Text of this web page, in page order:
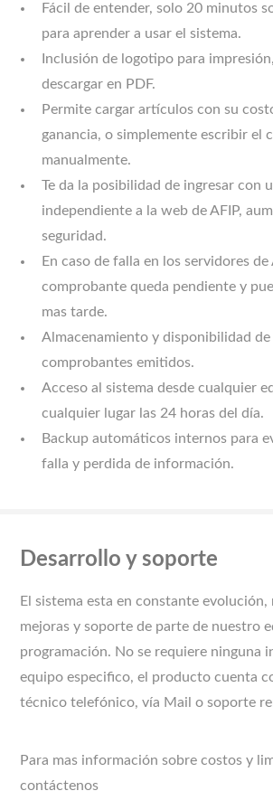
Fácil de entender, solo 20 minutos
para aprender a usar el sistema.
Inclusión de logotipo para
descargar en PDF.
Permite cargar artículos con su
ganancia, o simplemente escribir el
manualmente.
Te da la posibilidad de ingresar con
independiente a la web de AFIP,
seguridad.
En caso de falla en los servidores de
comprobante queda pendiente y
mas tarde.
Almacenamiento y disponibilidad
comprobantes emitidos.
Acceso al sistema desde cualquier
cualquier lugar las 24 horas del día.
Backup automáticos internos para
falla y perdida de información.
Desarrollo y soporte
El sistema esta en constante evolución,
mejoras y soporte de parte de nuestro
programación. No se requiere ninguna
equipo especifico, el producto cuenta
técnico telefónico, vía Mail o soporte
Para mas información sobre costos y
contáctenos